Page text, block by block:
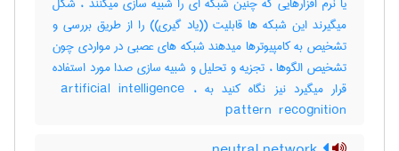
میگیرند این شبکه ها قابلیت ((یاد گیری)) را از طریق بررسی و
تشخیص به کامپیوترها میدهند شبکه های عصبی در مواردی چون
تشخیص الگوها ، تجزیه و تحلیل و شبیه سازی صدا مورد استفاده
قرار میگیرد نیز نگاه کنید به ‎ artificial intelligence ،
‎pattern ‎ recognition